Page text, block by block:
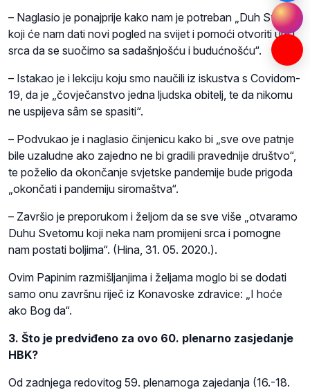
– Naglasio je ponajprije kako nam je potreban „Duh Sveti
koji će nam dati novi pogled na svijet i pomoći otvoriti um i
srca da se suočimo sa sadašnjošću i budućnošću“.
– Istakao je i lekciju koju smo naučili iz iskustva s Covidom-
19, da je „čovječanstvo jedna ljudska obitelj, te da nikomu
ne uspijeva sâm se spasiti“.
– Podvukao je i naglasio činjenicu kako bi „sve ove patnje
bile uzaludne ako zajedno ne bi gradili pravednije društvo“,
te poželio da okončanje svjetske pandemije bude prigoda
„okončati i pandemiju siromaštva“.
– Završio je preporukom i željom da se sve više „otvaramo
Duhu Svetomu koji neka nam promijeni srca i pomogne
nam postati boljima“. (Hina, 31. 05. 2020.).
Ovim Papinim razmišljanjima i željama moglo bi se dodati
samo onu završnu riječ iz Konavoske zdravice: „I hoće
ako Bog da“.
3. Što je predviđeno za ovo 60. plenarno zasjedanje
HBK?
Od zadnjega redovitog 59. plenarnoga zajedanja (16.-18.